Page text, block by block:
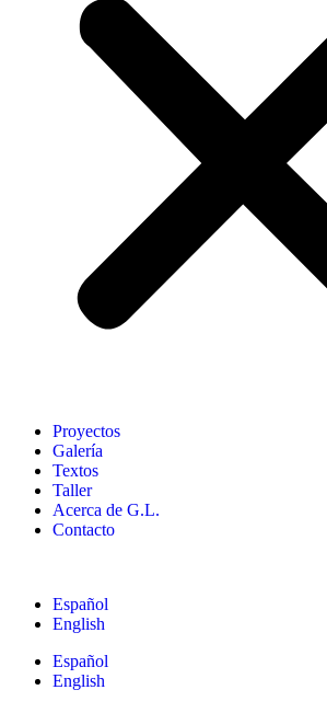
Proyectos
Galería
Textos
Taller
Acerca de G.L.
Contacto
Español
English
Español
English